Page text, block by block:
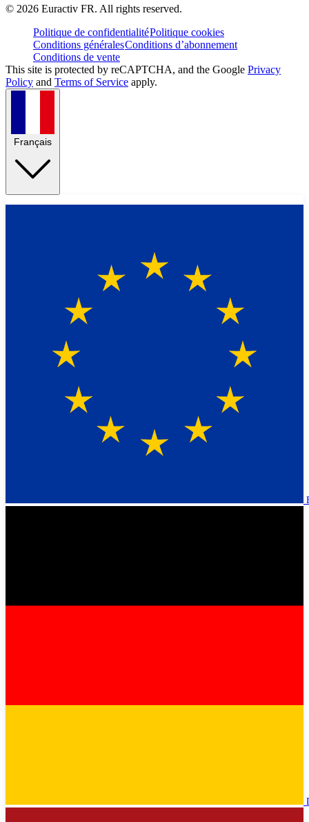
© 2026 Euractiv FR. All rights reserved.
Politique de confidentialitéPolitique cookies
Conditions généralesConditions d’abonnement
Conditions de vente
This site is protected by reCAPTCHA, and the Google Privacy
Policy and Terms of Service apply.
Français